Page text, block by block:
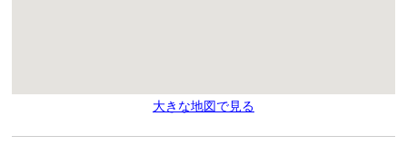
大きな地図で見る